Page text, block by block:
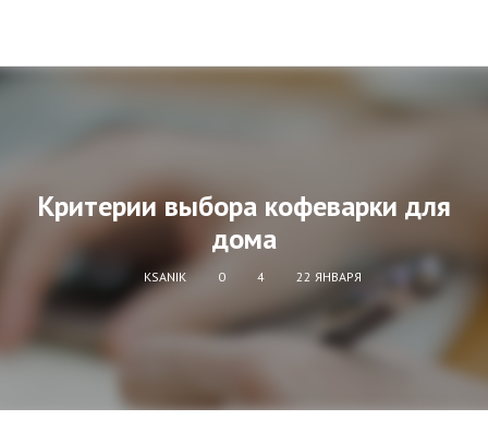
Критерии выбора кофеварки для
дома
KSANIK 0 4 22 ЯНВАРЯ